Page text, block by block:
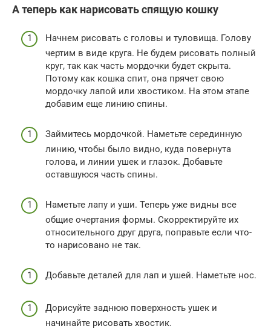
А теперь как нарисовать спящую кошку
Начнем рисовать с головы и туловища. Голову
чертим в виде круга. Не будем рисовать полный
круг, так как часть мордочки будет скрыта.
Потому как кошка спит, она прячет свою
мордочку лапой или хвостиком. На этом этапе
добавим еще линию спины.
Займитесь мордочкой. Наметьте серединную
линию, чтобы было видно, куда повернута
голова, и линии ушек и глазок. Добавьте
оставшуюся часть спины.
Наметьте лапу и уши. Теперь уже видны все
общие очертания формы. Скорректируйте их
относительного друг друга, поправьте если что-
то нарисовано не так.
Добавьте деталей для лап и ушей. Наметьте нос.
Дорисуйте заднюю поверхность ушек и
начинайте рисовать хвостик.